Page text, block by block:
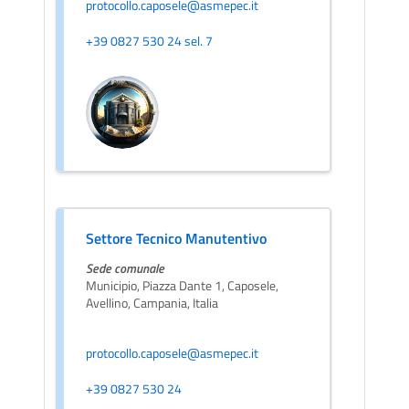
protocollo.caposele@asmepec.it
+39 0827 530 24 sel. 7
Settore Tecnico Manutentivo
Sede comunale
Municipio, Piazza Dante 1, Caposele,
Avellino, Campania, Italia
protocollo.caposele@asmepec.it
+39 0827 530 24